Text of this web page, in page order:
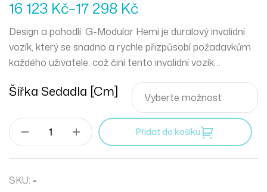
16 123 Kč–17 298 Kč
Design a pohodlí. G-Modular Hemi je duralový invalidní
vozík, který se snadno a rychle přizpůsobí požadavkům
každého uživatele, což činí tento invalidní vozík
Šířka Sedadla [cm]
Přidat do košíku
SKU: -